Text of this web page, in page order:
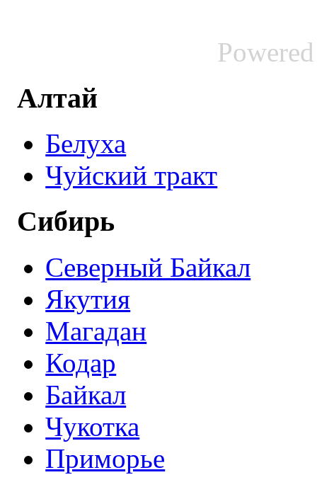
Алтай
Белуха
Чуйский тракт
Сибирь
Северный Байкал
Якутия
Магадан
Кодар
Байкал
Чукотка
Приморье